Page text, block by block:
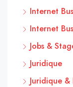
Internet
Internet
Jobs &
Juridique
Juridique &